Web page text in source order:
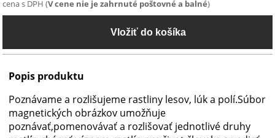
cena s DPH (V cene nie je zahrnuté poštovné a balné)
Popis produktu
Poznávame a rozlišujeme rastliny lesov, lúk a polí.Súbor
magnetických obrázkov umožňuje
poznávať,pomenovávať a rozlišovať jednotlivé druhy